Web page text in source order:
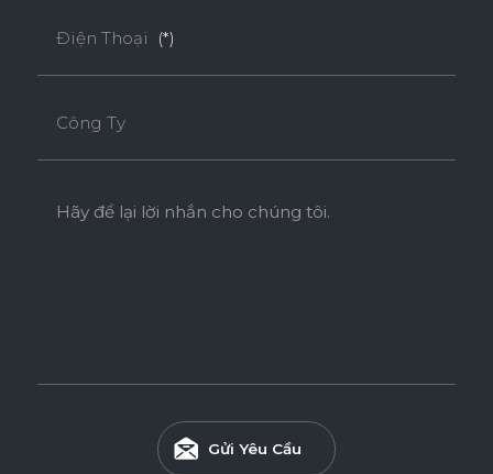
Điện Thoại (*)
Công Ty
Hãy để lại lời nhắn cho chúng tôi.
Gửi Yêu Cầu